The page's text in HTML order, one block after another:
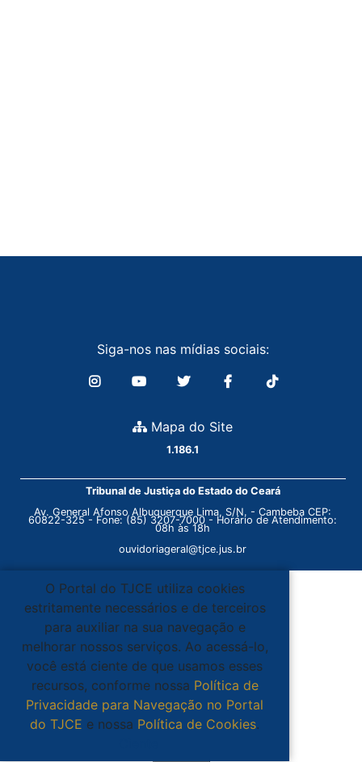
Siga-nos nas mídias sociais:
Mapa do Site
1.186.1
Tribunal de Justiça do Estado do Ceará
Av. General Afonso Albuquerque Lima, S/N. - Cambeba CEP:
60822-325 - Fone: (85) 3207-7000 - Horário de Atendimento:
08h às 18h
ouvidoriageral@tjce.jus.br
O Portal do TJCE utiliza cookies
estritamente necessários e de terceiros
para auxiliar na sua navegação e
melhorar nossos serviços. Ao acessá-lo,
você está ciente de que usamos esses
recursos, conforme nossa Política de
Privacidade para Navegação no Portal
do TJCE e nossa Política de Cookies.